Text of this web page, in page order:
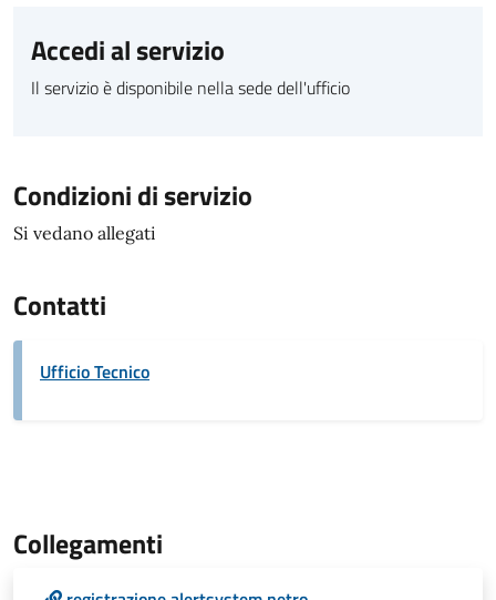
Accedi al servizio
Il servizio è disponibile nella sede dell'ufficio
Condizioni di servizio
Si vedano allegati
Contatti
Ufficio Tecnico
Collegamenti